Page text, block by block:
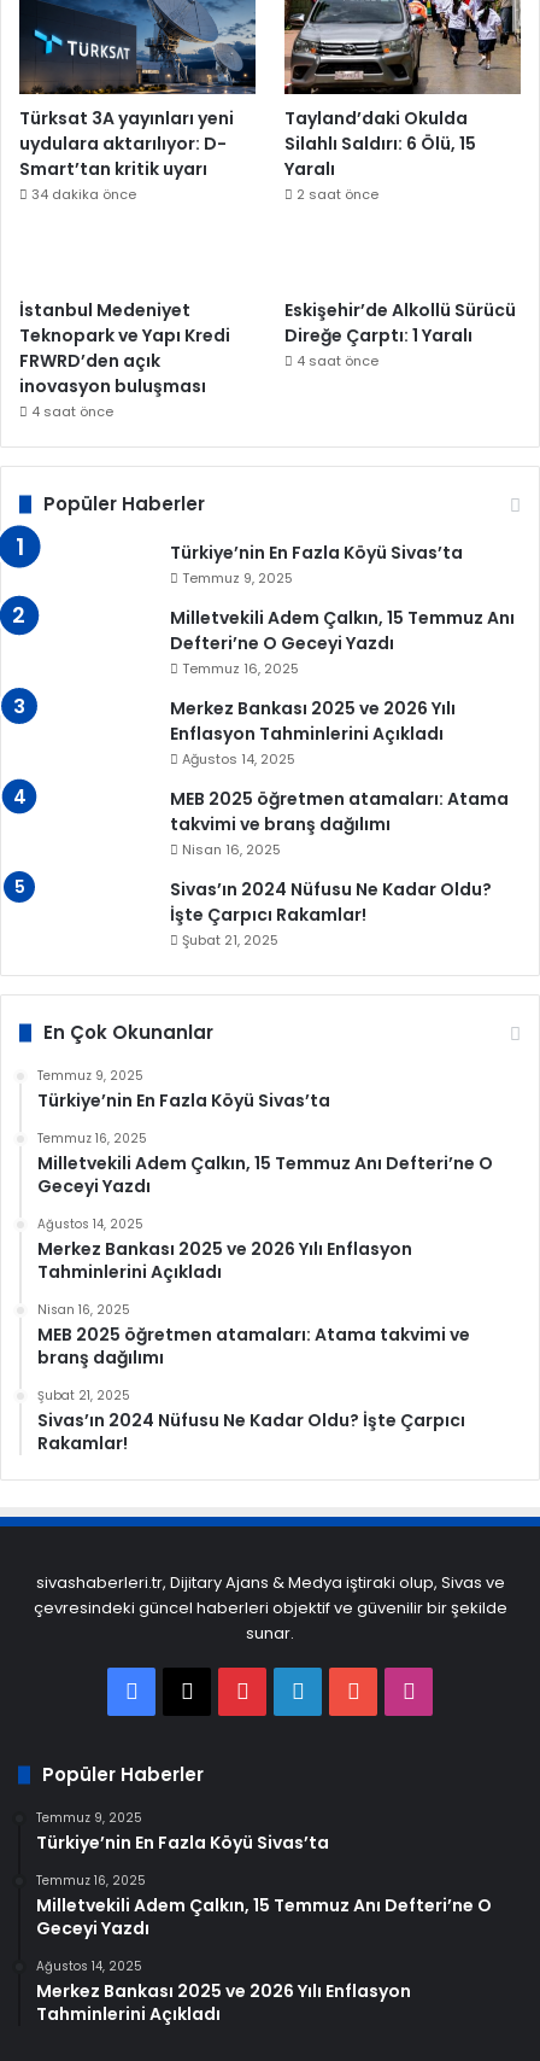
Türksat 3A yayınları yeni
uydulara aktarılıyor: D-
Smart’tan kritik uyarı
34 dakika önce
Tayland’daki Okulda
Silahlı Saldırı: 6 Ölü, 15
Yaralı
2 saat önce
İstanbul Medeniyet
Teknopark ve Yapı Kredi
FRWRD’den açık
inovasyon buluşması
4 saat önce
Eskişehir’de Alkollü Sürücü
Direğe Çarptı: 1 Yaralı
4 saat önce
Popüler Haberler
Türkiye’nin En Fazla Köyü Sivas’ta
Temmuz 9, 2025
Milletvekili Adem Çalkın, 15 Temmuz Anı
Defteri’ne O Geceyi Yazdı
Temmuz 16, 2025
Merkez Bankası 2025 ve 2026 Yılı
Enflasyon Tahminlerini Açıkladı
Ağustos 14, 2025
MEB 2025 öğretmen atamaları: Atama
takvimi ve branş dağılımı
Nisan 16, 2025
Sivas’ın 2024 Nüfusu Ne Kadar Oldu?
İşte Çarpıcı Rakamlar!
Şubat 21, 2025
En Çok Okunanlar
Temmuz 9, 2025
Türkiye’nin En Fazla Köyü Sivas’ta
Temmuz 16, 2025
Milletvekili Adem Çalkın, 15 Temmuz Anı Defteri’ne O
Geceyi Yazdı
Ağustos 14, 2025
Merkez Bankası 2025 ve 2026 Yılı Enflasyon
Tahminlerini Açıkladı
Nisan 16, 2025
MEB 2025 öğretmen atamaları: Atama takvimi ve
branş dağılımı
Şubat 21, 2025
Sivas’ın 2024 Nüfusu Ne Kadar Oldu? İşte Çarpıcı
Rakamlar!
sivashaberleri.tr, Dijitary Ajans & Medya iştiraki olup, Sivas ve
çevresindeki güncel haberleri objektif ve güvenilir bir şekilde
sunar.
Facebook
X PinterestLinkedInYouTube
Popüler Haberler
Temmuz 9, 2025
Türkiye’nin En Fazla Köyü Sivas’ta
Temmuz 16, 2025
Milletvekili Adem Çalkın, 15 Temmuz Anı Defteri’ne O
Geceyi Yazdı
Ağustos 14, 2025
Merkez Bankası 2025 ve 2026 Yılı Enflasyon
Tahminlerini Açıkladı